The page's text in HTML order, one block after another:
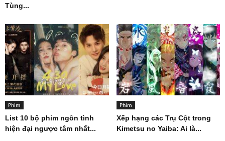
Tùng...
Phim
List 10 bộ phim ngôn tình
hiện đại ngược tâm nhất...
Phim
Xếp hạng các Trụ Cột trong
Kimetsu no Yaiba: Ai là...